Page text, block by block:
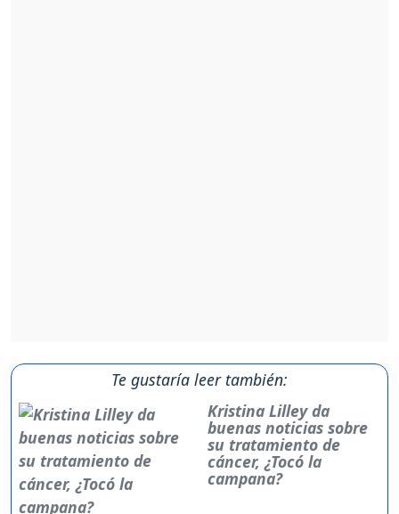
Te gustaría leer también:
Kristina Lilley da
buenas noticias sobre
su tratamiento de
cáncer, ¿Tocó la
campana?